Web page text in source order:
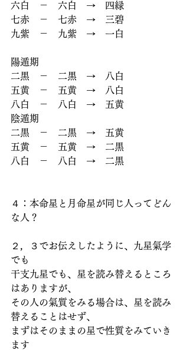
六白　－　六白　→　四緑
七赤　－　七赤　→　三碧
九紫　－　九紫　→　一白
陽遁期
二黒　－　二黒　→　八白
五黄　－　五黄　→　八白
八白　－　八白　→　五黄
陰遁期
二黒　－　二黒　→　五黄
五黄　－　五黄　→　二黒
八白　－　八白　→　二黒
４：本命星と月命星が同じ人ってどん
な人？
２，３でお伝えしたように、九星氣学
でも
干支九星でも、星を読み替えるところ
はありますが、
その人の氣質をみる場合は、星を読み
替えることはせず、
まずはそのままの星で性質をみていき
ます